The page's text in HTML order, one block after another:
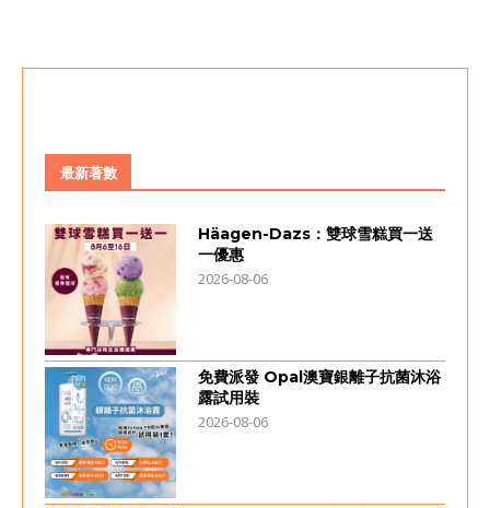
最新著數
Häagen-Dazs：雙球雪糕買一送
一優惠
2026-08-06
免費派發 Opal澳寶銀離子抗菌沐浴
露試用裝
2026-08-06